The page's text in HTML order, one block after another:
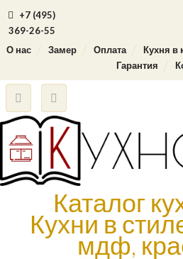
+7 (495)
369-26-55
О нас
Замер Оплата Кухня в
Гарантия
Каталог
Кухни в
мдф,